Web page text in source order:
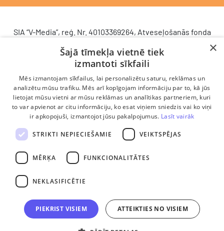
SIA “V-Media”, reģ. Nr. 40103369264, Atveseļošanās fonda
komercdarbības procesu uzlabošanā - ieviesta klientu
attiecību pārvaldības sistēma (CRM). 2024. gada 16.
decembrī tika noslēgts līgums Nr. 9.2-17-L-2024/928 ar
Latvijas Investīciju un attīstības aģentūru par atbalsta
saņemšanu saskaņā ar Atveseļošanas un noturības
mehānisma plāna 2. komponenti “Digitālā transformācija”
(atbalsta pieteikuma Nr. DIGI/2024/1253). Projekta ietvaros
ieviesta klientu un darba procesu pārvaldības sistēma
Scoro, uzlabojot pārdošanas procesu, centralizējot klientu
datubāzi un darījumu plūsmu, kā arī nodrošinot pārskatāmu,
efektīvu pārdošanas nodaļas darbu un precīzāku rezultātu
×
Šajā tīmekļa vietnē tiek
izmantoti sīkfaili
Mēs izmantojam sīkfailus, lai personalizētu saturu, reklāmas un
analizētu mūsu trafiku. Mēs arī kopīgojam informāciju par to, kā jūs
lietojat mūsu vietni ar mūsu reklāmas un analītikas partneriem, kuri
to var apvienot ar citu informāciju, ko esat viņiem sniedzis vai ko viņi
ir apkopojuši, izmantojot jūsu pakalpojumus. Lasīt vairāk
STRIKTI NEPIECIEŠAMIE VEIKTSPĒJAS
MĒRĶA FUNKCIONALITĀTES
NEKLASIFICĒTIE
PIEKRIST VISIEM ATTEIKTIES NO VISIEM